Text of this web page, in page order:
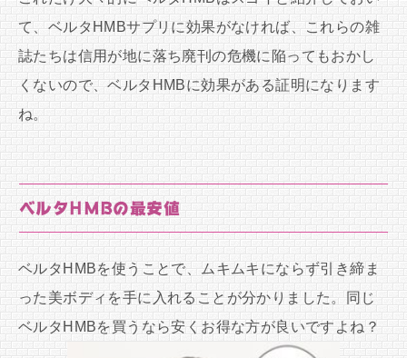
て、ベルタHMBサプリに効果がなければ、これらの雑
誌たちは信用が地に落ち廃刊の危機に陥ってもおかし
くないので、ベルタHMBに効果がある証明になります
ね。
ベルタHMBの最安値
ベルタHMBを使うことで、ムキムキにならず引き締ま
った美ボディを手に入れることが分かりました。同じ
ベルタHMBを買うなら安くお得な方が良いですよね？